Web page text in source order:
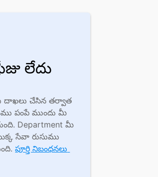
లేదు
దాఖలు చేసిన తర్వాత
పంపే ముందు మీ
Department మీ
సేవా రుసుము
పూర్తి నిబంధనలు